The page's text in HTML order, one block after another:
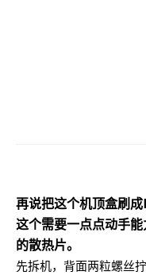
再说把这个机顶盒刷
这个需要一点点动手
的散热片。
先拆机，背面两粒螺丝